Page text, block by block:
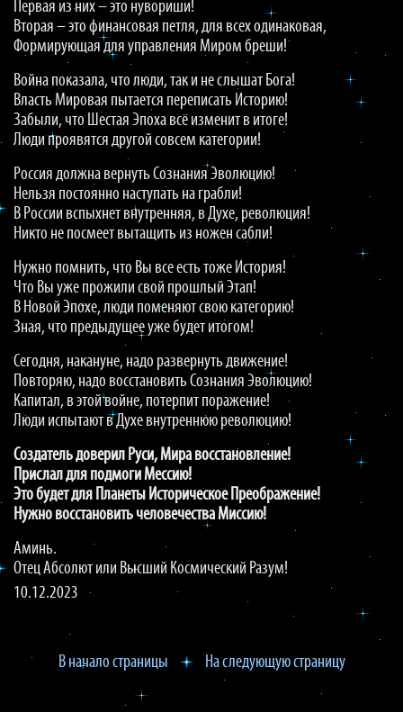
Первая из них – это нувориши!
Вторая – это финансовая петля, для всех одинаковая,
Формирующая для управления Миром бреши!
Война показала, что люди, так и не слышат Бога!
Власть Мировая пытается переписать Историю!
Забыли, что Шестая Эпоха всё изменит в итоге!
Люди проявятся другой совсем категории!
Россия должна вернуть Сознания Эволюцию!
Нельзя постоянно наступать на грабли!
В России вспыхнет внутренняя, в Духе, революция!
Никто не посмеет вытащить из ножен сабли!
Нужно помнить, что Вы все есть тоже История!
Что Вы уже прожили свой прошлый Этап!
В Новой Эпохе, люди поменяют свою категорию!
Зная, что предыдущее уже будет итогом!
Сегодня, накануне, надо развернуть движение!
Повторяю, надо восстановить Сознания Эволюцию!
Капитал, в этой войне, потерпит поражение!
Люди испытают в Духе внутреннюю революцию!
Создатель доверил Руси, Мира восстановление!
Прислал для подмоги Мессию!
Это будет для Планеты Историческое Преображение!
Нужно восстановить человечества Миссию!
Аминь.
Отец Абсолют или Высший Космический Разум!
10.12.2023
В начало страницы На следующую страницу